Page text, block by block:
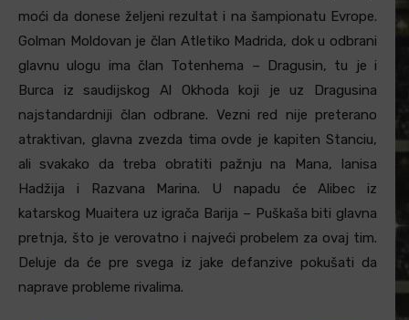
moći da donese željeni rezultat i na šampionatu Evrope.
Golman Moldovan je član Atletiko Madrida, dok u odbrani
glavnu ulogu ima član Totenhema – Dragusin, tu je i
Burca iz saudijskog Al Okhoda koji je uz Dragusina
najstandardniji član odbrane. Vezni red nije preterano
atraktivan, glavna zvezda tima ovde je kapiten Stanciu,
ali svakako da treba obratiti pažnju na Mana, Ianisa
Hadžija i Razvana Marina. U napadu će Alibec iz
katarskog Muaitera uz igrača Barija – Puškaša biti glavna
pretnja, što je verovatno i najveći probelem za ovaj tim.
Deluje da će pre svega iz jake defanzive pokušati da
naprave probleme rivalima.